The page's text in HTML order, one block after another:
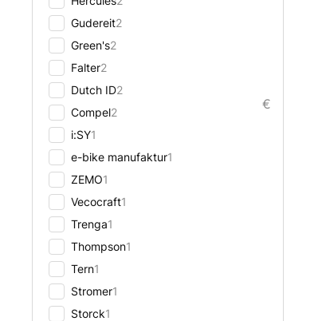
Gudereit2
Green's2
Falter2
Dutch ID2
Compel2
i:SY1
e-bike manufaktur1
ZEMO1
Vecocraft1
Trenga1
Thompson1
Tern1
Stromer1
Storck1
€